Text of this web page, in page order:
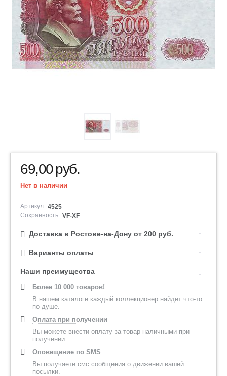
69,00руб.
Нет в наличии
Артикул: 4525
Сохранность: VF-XF
Доставка в Ростове-на-Дону от 200 руб.
Варианты оплаты
Наши преимущества
Более 10 000 товаров!
В нашем каталоге каждый коллекционер найдет что-то
по душе.
Оплата при получении
Вы можете внести оплату за товар наличными при
получении.
Оповещение по SMS
Вы получаете смс сообщения о движении вашей
посылки.